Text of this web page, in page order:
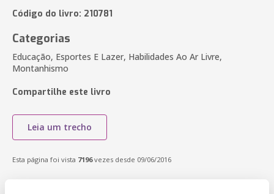
Código do livro: 210781
Categorias
Educação, Esportes E Lazer, Habilidades Ao Ar Livre,
Montanhismo
Compartilhe este livro
Leia um trecho
Esta página foi vista 7196vezes desde 09/06/2016